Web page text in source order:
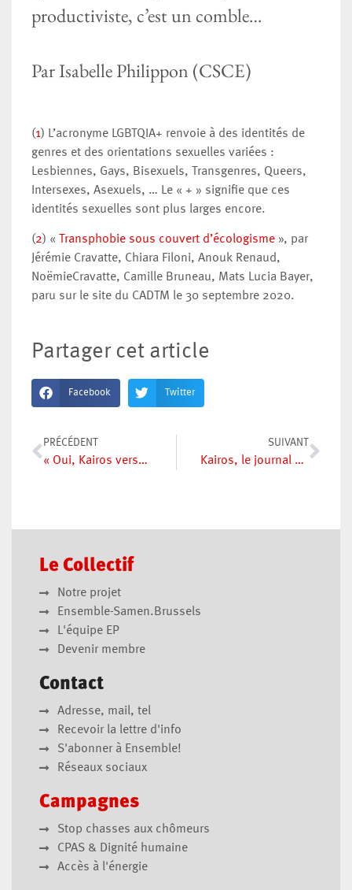
productiviste, c’est un comble…
Par Isabelle Philippon (CSCE)
(1) L’acronyme LGBTQIA+ renvoie à des identités de
genres et des orientations sexuelles variées :
Lesbiennes, Gays, Bisexuels, Transgenres, Queers,
Intersexes, Asexuels, … Le « + » signifie que ces
identités sexuelles sont plus larges encore.
(2) « Transphobie sous couvert d’écologisme », par
Jérémie Cravatte, Chiara Filoni, Anouk Renaud,
NoëmieCravatte, Camille Bruneau, Mats Lucia Bayer,
paru sur le site du CADTM le 30 septembre 2020.
Partager cet article
Facebook Twitter
PRÉCÉDENT
« Oui, Kairos verse parfois dans le complotisme ! »
SUIVANT
Kairos, le journal dont le rédac chef est le héros
Le Collectif
Notre projet
Ensemble-Samen.Brussels
L'équipe EP
Devenir membre
Contact
Adresse, mail, tel
Recevoir la lettre d'info
S'abonner à Ensemble!
Réseaux sociaux
Campagnes
Stop chasses aux chômeurs
CPAS & Dignité humaine
Accès à l'énergie